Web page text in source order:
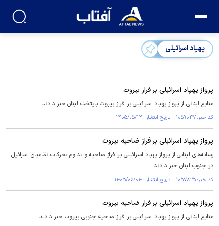
پهپاد اسرائیلی
پرواز پهپاد اسرائیلی بر فراز بیروت
منابع لبنانی از پرواز پهپاد اسرائیلی بر فراز بیروت پایتخت لبنان خبر دادند.
کد خبر: ۱۰۵۹۰۴۷ تاریخ انتشار : ۱۴۰۵/۰۵/۱۲
پرواز پهپاد اسرائیلی بر فراز ضاحیه بیروت
رسانه‌های لبنانی از پرواز پهپاد اسرائیلی بر فراز ضاحیه و تداوم تحرکات نظامیان اسرائیل
در جنوب لبنان خبر دادند.
کد خبر: ۱۰۵۷۸۲۵ تاریخ انتشار : ۱۴۰۵/۰۵/۰۴
پرواز پهپاد اسرائیلی بر فراز ضاحیه بیروت
منابع لبنانی از پرواز پهپاد اسرائیلی بر فراز ضاحیه جنوبی بیروت خبر دادند.